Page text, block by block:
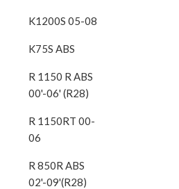
K1200S 05-08
K75S ABS
R 1150 R ABS
00'-06' (R28)
R 1150RT 00-
06
R 850R ABS
02'-09'(R28)